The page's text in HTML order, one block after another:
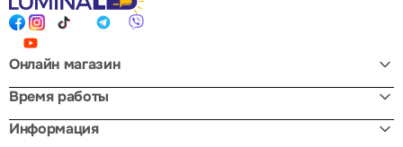
Онлайн магазин
Время работы
Информация